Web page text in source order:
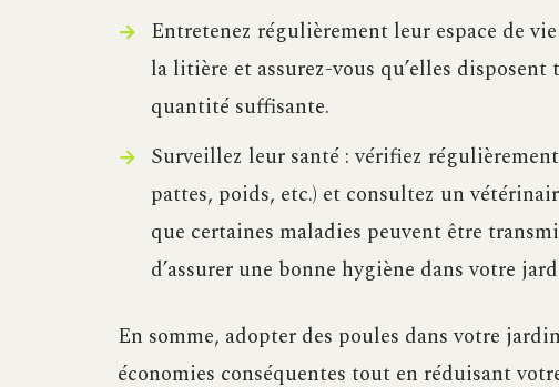
Entretenez régulièrement leur espace de
la litière et assurez-vous qu’elles
quantité suffisante.
Surveillez leur santé : vérifiez
pattes, poids, etc.) et consultez un
que certaines maladies peuvent être
d’assurer une bonne hygiène dans votre
En somme, adopter des poules dans votre
économies conséquentes tout en réduisant